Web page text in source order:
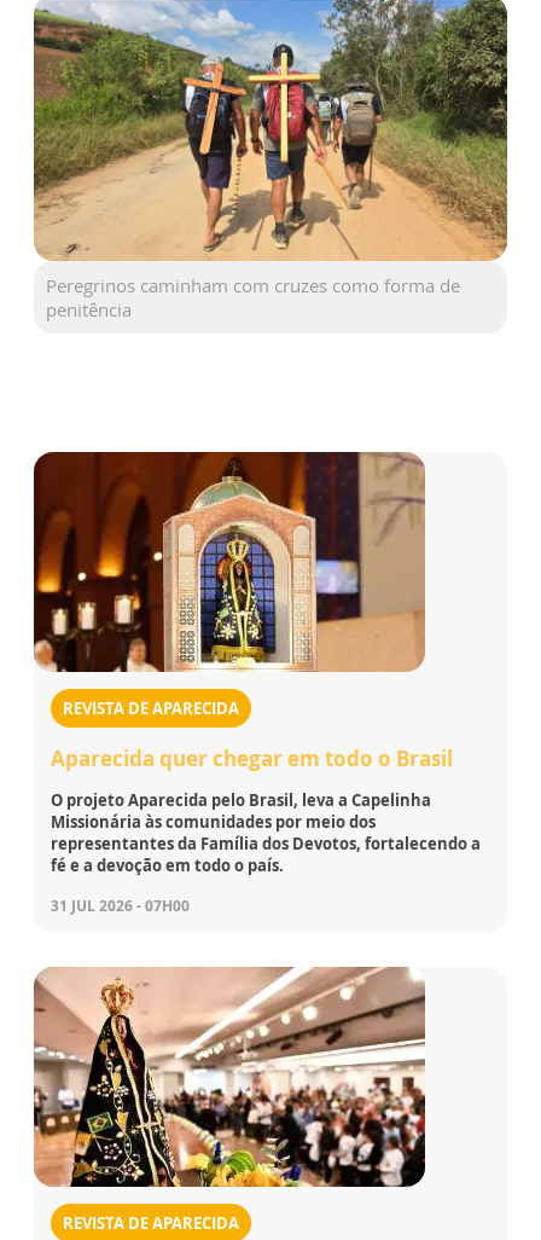
Peregrinos caminham com cruzes como forma de
penitência
REVISTA DE APARECIDA
Aparecida quer chegar em todo o Brasil
O projeto Aparecida pelo Brasil, leva a Capelinha
Missionária às comunidades por meio dos
representantes da Família dos Devotos, fortalecendo a
fé e a devoção em todo o país.
31 JUL 2026 - 07H00
REVISTA DE APARECIDA